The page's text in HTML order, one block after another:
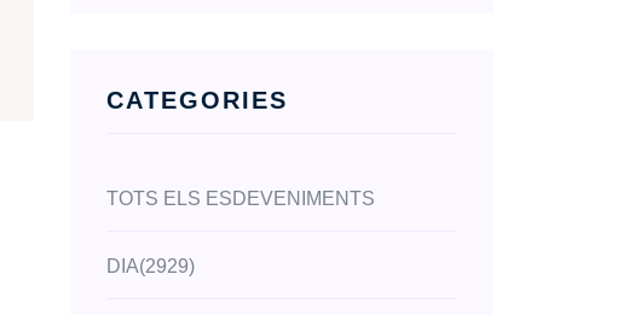
CATEGORIES
TOTS ELS ESDEVENIMENTS
DIA(2929)